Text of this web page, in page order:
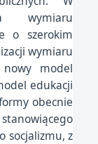
wymiaru
o szerokim
wymiaru
nowy model
edukacji
obecnie
socjalizmu, z